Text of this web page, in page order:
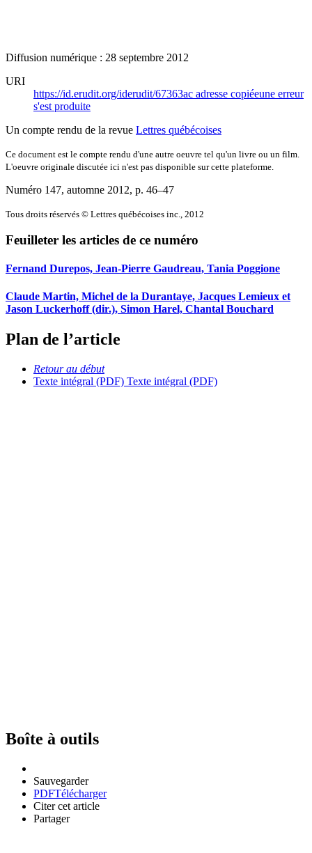
Diffusion numérique : 28 septembre 2012
URI
https://id.erudit.org/iderudit/67363ac adresse copiéeune erreur
s'est produite
Un compte rendu de la revue Lettres québécoises
Ce document est le compte rendu d'une autre oeuvre tel qu'un livre ou un film.
L'oeuvre originale discutée ici n'est pas disponible sur cette plateforme.
Numéro 147, automne 2012, p. 46–47
Tous droits réservés © Lettres québécoises inc., 2012
Feuilleter les articles de ce numéro
Fernand Durepos, Jean-Pierre Gaudreau, Tania Poggione
Claude Martin, Michel de la Durantaye, Jacques Lemieux et
Jason Luckerhoff (dir.), Simon Harel, Chantal Bouchard
Plan de l’article
Retour au début
Texte intégral (PDF) Texte intégral (PDF)
Boîte à outils
Sauvegarder
PDFTélécharger
Citer cet article
Partager